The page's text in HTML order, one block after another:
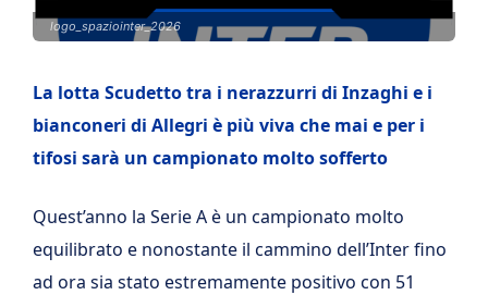
logo_spaziointer_2026
La lotta Scudetto tra i nerazzurri di Inzaghi e i
bianconeri di Allegri è più viva che mai e per i
tifosi sarà un campionato molto sofferto
Quest’anno la Serie A è un campionato molto
equilibrato e nonostante il cammino dell’Inter fino
ad ora sia stato estremamente positivo con 51